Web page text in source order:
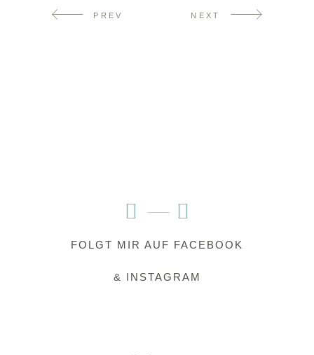
PREV NEXT
FOLGT MIR AUF FACEBOOK
& INSTAGRAM